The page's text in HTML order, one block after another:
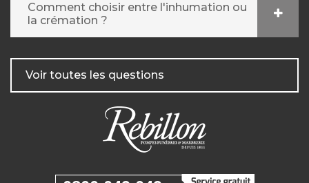
Comment choisir entre l'inhumation ou
la crémation ?
Voir toutes les questions